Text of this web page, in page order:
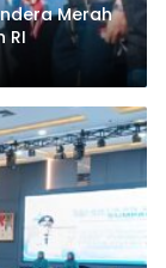
Merah
RI